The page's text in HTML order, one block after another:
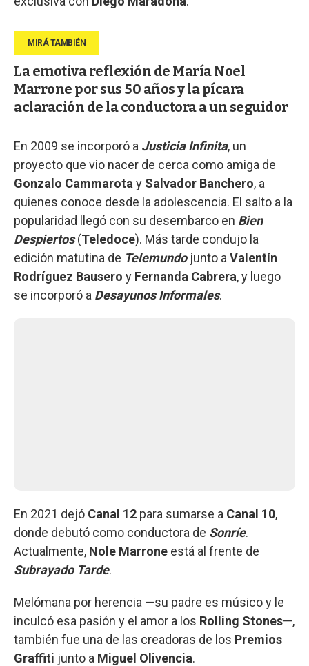
La emotiva reflexión de María Noel
Marrone por sus 50 años y la pícara
aclaración de la conductora a un seguidor
En 2009 se incorporó a Justicia Infinita, un
proyecto que vio nacer de cerca como amiga de
Gonzalo Cammarota y Salvador Banchero, a
quienes conoce desde la adolescencia. El salto a la
popularidad llegó con su desembarco en Bien
Despiertos(Teledoce). Más tarde condujo la
edición matutina de Telemundojunto a Valentín
Rodríguez Bausero y Fernanda Cabrera, y luego
se incorporó a Desayunos Informales.
En 2021 dejó Canal 12 para sumarse a Canal 10,
donde debutó como conductora de Sonríe.
Actualmente, Nole Marrone está al frente de
Subrayado Tarde.
Melómana por herencia —su padre es músico y le
inculcó esa pasión y el amor a los Rolling Stones—,
también fue una de las creadoras de los Premios
Graffiti junto a Miguel Olivencia.